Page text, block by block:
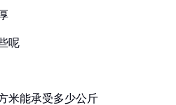
呢
米能承受多少公斤